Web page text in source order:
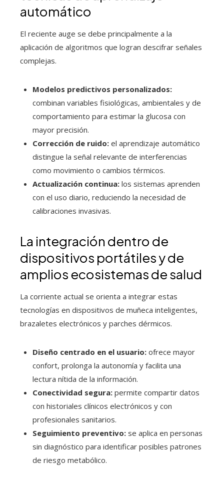
automático
El reciente auge se debe principalmente a la
aplicación de algoritmos que logran descifrar señales
complejas.
Modelos predictivos personalizados:
combinan variables fisiológicas, ambientales y de
comportamiento para estimar la glucosa con
mayor precisión.
Corrección de ruido: el aprendizaje automático
distingue la señal relevante de interferencias
como movimiento o cambios térmicos.
Actualización continua: los sistemas aprenden
con el uso diario, reduciendo la necesidad de
calibraciones invasivas.
La integración dentro de
dispositivos portátiles y de
amplios ecosistemas de salud
La corriente actual se orienta a integrar estas
tecnologías en dispositivos de muñeca inteligentes,
brazaletes electrónicos y parches dérmicos.
Diseño centrado en el usuario: ofrece mayor
confort, prolonga la autonomía y facilita una
lectura nítida de la información.
Conectividad segura: permite compartir datos
con historiales clínicos electrónicos y con
profesionales sanitarios.
Seguimiento preventivo: se aplica en personas
sin diagnóstico para identificar posibles patrones
de riesgo metabólico.